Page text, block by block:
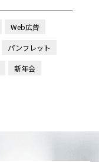
Web広告
パンフレット
新年会